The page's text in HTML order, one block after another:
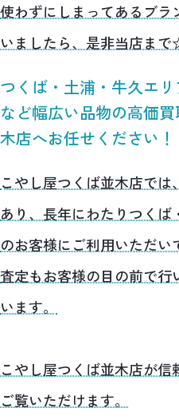
使わずにしまってあるブ
いましたら、是非当店ま
つくば・土浦・牛久エ
など幅広い品物の高価
木店へお任せください！
こやし屋つくば並木店で
あり、長年にわたりつくば
のお客様にご利用いただい
査定もお客様の目の前で行
います。
こやし屋つくば並木店が信
ご覧いただけます。